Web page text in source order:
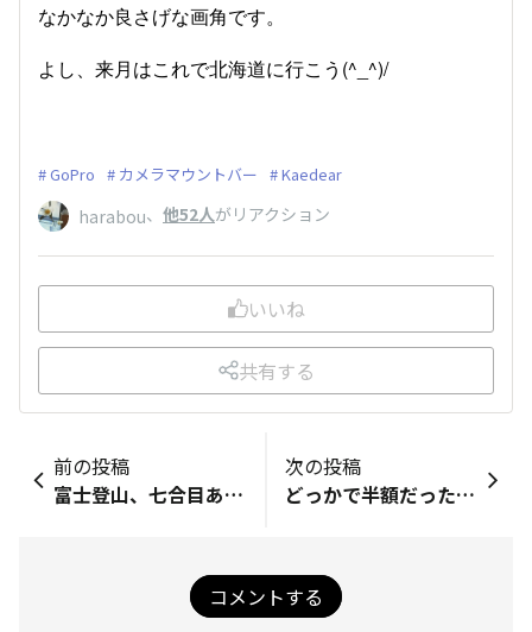
なかなか良さげな画角です。
よし、来月はこれで北海道に行こう(^_^)/
GoPro カメラマウントバー Kaedear
harabou、 他52人がリアクション
いいね
共有する
前の投稿
富士登山、七合目あたりの景色
次の投稿
どっかで半額だった鮭で～
コメントする